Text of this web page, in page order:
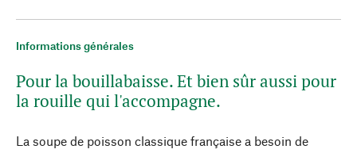
Informations générales
Pour la bouillabaisse. Et bien sûr aussi pour
la rouille qui l'accompagne.
La soupe de poisson classique française a besoin de